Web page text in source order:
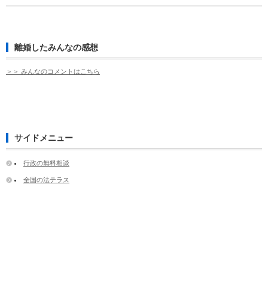
離婚したみんなの感想
＞＞ みんなのコメントはこちら
サイドメニュー
行政の無料相談
全国の法テラス